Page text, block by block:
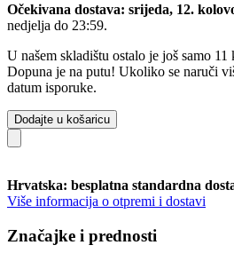
Očekivana dostava: srijeda, 12.
nedjelja do 23:59.
U našem skladištu ostalo je još samo
Dopuna je na putu! Ukoliko se naruči
datum isporuke.
Dodajte u košaricu
Hrvatska: besplatna standardna
Više informacija o otpremi i dostavi
Značajke i prednosti